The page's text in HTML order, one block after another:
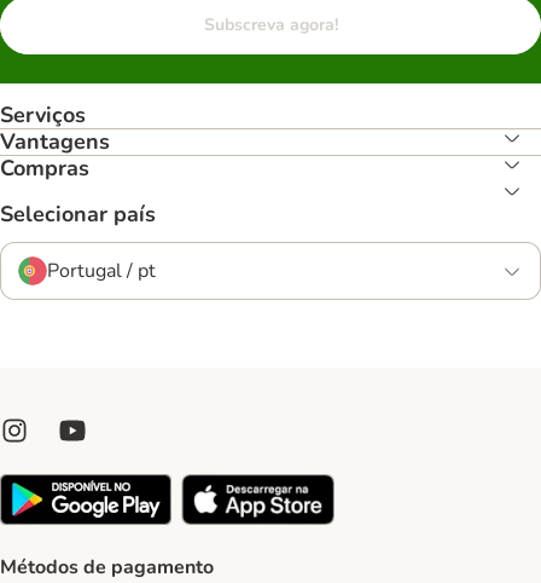
Subscreva agora!
Serviços
Vantagens
Compras
Selecionar país
Portugal / pt
Métodos de pagamento